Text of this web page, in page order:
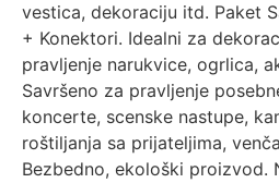
vestica, dekoraciju itd. Paket
+ Konektori. Idealni za
pravljenje narukvice, ogrlica,
Savršeno za pravljenje
koncerte, scenske nastupe,
roštiljanja sa prijateljima,
Bezbedno, ekološki proizvod.